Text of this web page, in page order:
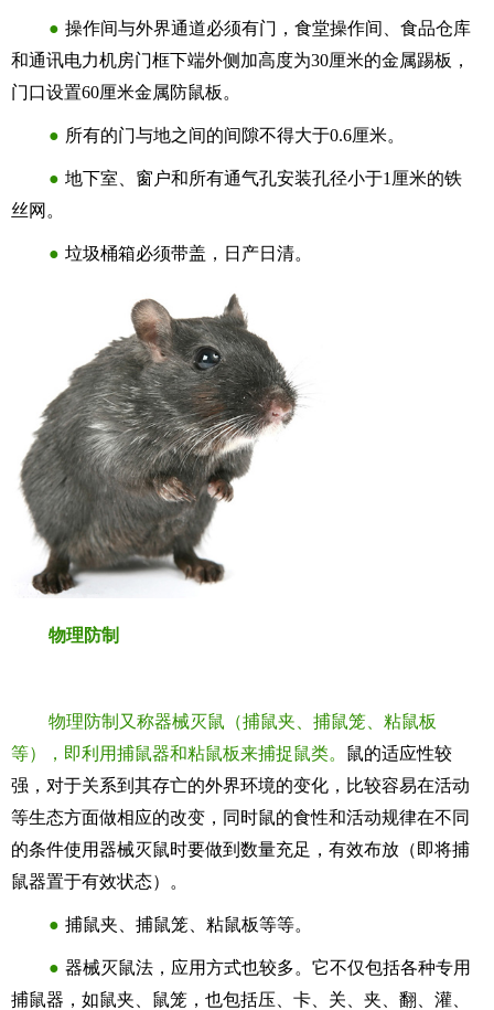
● 操作间与外界通道必须有门，食堂操作间、食品仓库
和通讯电力机房门框下端外侧加高度为30厘米的金属踢板，
门口设置60厘米金属防鼠板。
● 所有的门与地之间的间隙不得大于0.6厘米。
● 地下室、窗户和所有通气孔安装孔径小于1厘米的铁
丝网。
● 垃圾桶箱必须带盖，日产日清。
物理防制
物理防制又称器械灭鼠（捕鼠夹、捕鼠笼、粘鼠板
等），即利用捕鼠器和粘鼠板来捕捉鼠类。 鼠的适应性较
强，对于关系到其存亡的外界环境的变化，比较容易在活动
等生态方面做相应的改变，同时鼠的食性和活动规律在不同
的条件使用器械灭鼠时要做到数量充足，有效布放（即将捕
鼠器置于有效状态）。
● 捕鼠夹、捕鼠笼、粘鼠板等等。
● 器械灭鼠法，应用方式也较多。它不仅包括各种专用
捕鼠器，如鼠夹、鼠笼，也包括压、卡、关、夹、翻、灌、